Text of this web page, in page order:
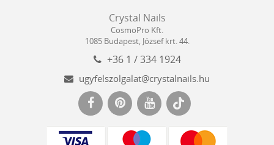
Nails
Kft.
Crystal Nails
CosmoPro Kft.
1085 Budapest, József krt. 44.
+36 1 / 334 1924
ugyfelszolgalat@crystalnails.hu